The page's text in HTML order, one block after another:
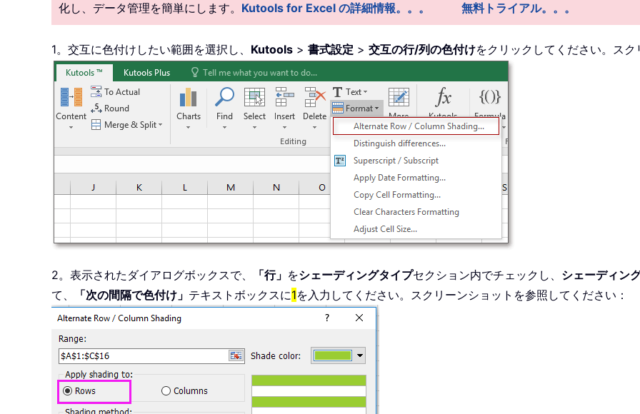
化し、データ管理を簡単にします。 Kutools for Excel の詳細情報。。。 無料トライアル。。。
1。交互に色付けしたい範囲を選択し、 Kutools > 書式設定 > 交互の行/列の色付けをクリックしてください。ス
2。表示されたダイアログボックスで、 「行」 をシェーディングタイプセクション内でチェックし、 シェーディン
て、
「次の間隔で色付け」 テキストボックスに1を入力してください。スクリーンショットを参照してください：